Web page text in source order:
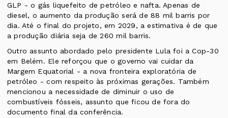
GLP - o gás liquefeito de petróleo e nafta. Apenas de
diesel, o aumento da produção será de 88 mil barris por
dia. Até o final do projeto, em 2029, a estimativa é de que
a produção diária seja de 260 mil barris.
Outro assunto abordado pelo presidente Lula foi a Cop-30
em Belém. Ele reforçou que o governo vai cuidar da
Margem Equatorial - a nova fronteira exploratória de
petróleo - com respeito às próximas gerações. Também
mencionou a necessidade de diminuir o uso de
combustíveis fósseis, assunto que ficou de fora do
documento final da conferência.